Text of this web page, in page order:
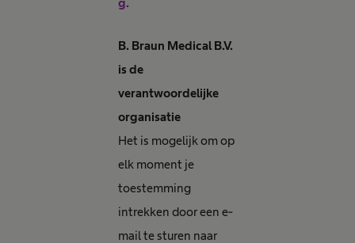
B. Braun Medical B.V.
is de
verantwoordelijke
organisatie
Het is mogelijk om op
elk moment je
toestemming
intrekken door een e-
mail te sturen naar